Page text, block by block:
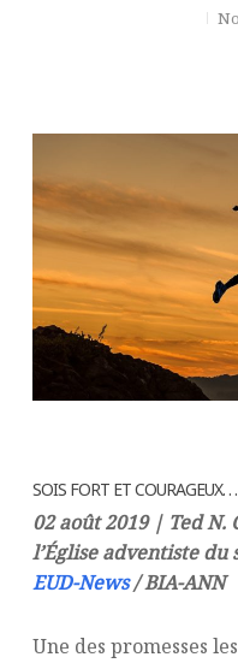
SOIS FORT ET COURAGEUX. . .
02 août 2019 | Ted N.
l’Église adventiste
EUD-News/ BIA-ANN
Une des promesses